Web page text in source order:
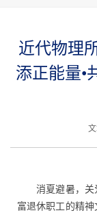
近代物理
添正能量•
消夏避暑，
富退休职工的精神